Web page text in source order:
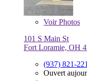
VoirPhotos
101 S Main St
Fort Loramie, OH
(937) 821-
Ouvert